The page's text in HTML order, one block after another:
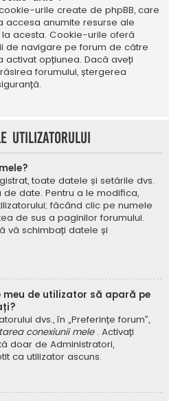
urile create de phpBB, care
accesa anumite resurse ale
acesta. Cookie-urile oferă
de navigare pe forum de către
activat opțiunea. Dacă aveți
forumului, ștergerea
utilizatorului
toate datele și setările dvs.
date. Pentru a le modifica,
făcând clic pe numele
de sus a paginilor forumului.
vă schimbați datele și
de utilizator să apară pe
dvs., în „Preferințe forum”,
conexiunii mele . Activați
doar de Administratori,
ca utilizator ascuns.